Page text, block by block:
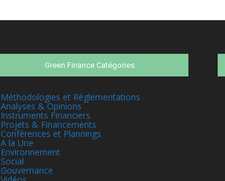
Green Finance Catégories
Méthodologies et Réglementations
Analyses & Opinions
Instruments Financiers
Projets & Financements
Conférences et Plannings
A la Une
Environnement
Social
Gouvernance